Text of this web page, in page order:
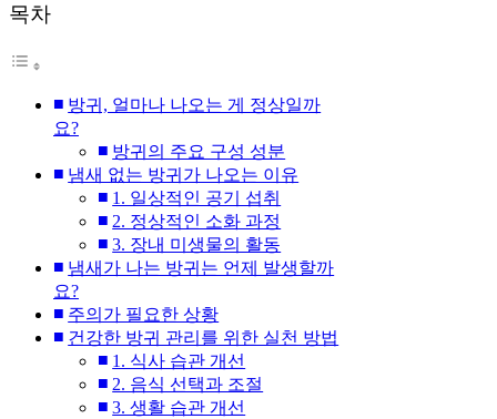
목차
방귀, 얼마나 나오는 게 정상일까
요?
방귀의 주요 구성 성분
냄새 없는 방귀가 나오는 이유
1. 일상적인 공기 섭취
2. 정상적인 소화 과정
3. 장내 미생물의 활동
냄새가 나는 방귀는 언제 발생할까
요?
주의가 필요한 상황
건강한 방귀 관리를 위한 실천 방법
1. 식사 습관 개선
2. 음식 선택과 조절
3. 생활 습관 개선